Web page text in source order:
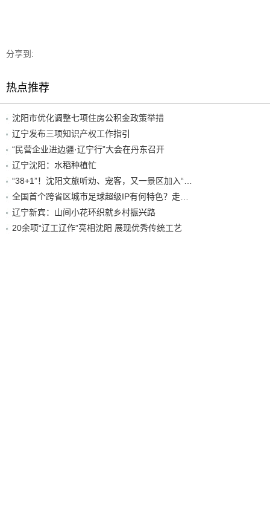
分享到:
热点推荐
沈阳市优化调整七项住房公积金政策举措
辽宁发布三项知识产权工作指引
“民营企业进边疆·辽宁行”大会在丹东召开
辽宁沈阳：水稻种植忙
辽宁新宾：山间小花环织就乡村振兴路
20余项“辽工辽作”亮相沈阳 展现优秀传统工艺